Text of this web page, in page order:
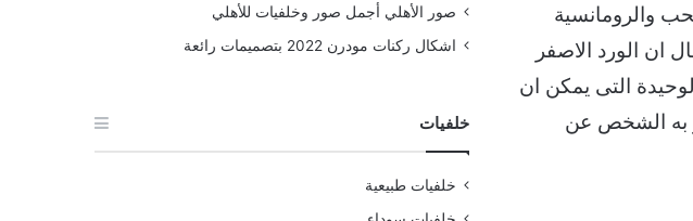
والرومانسية
ان الورد الاصفر
التى يمكن ان
به الشخص عن
صور الأهلي أجمل صور وخلفيات للأهلي
اشكال ركنات مودرن 2022 بتصميمات رائعة
خلفيات
خلفيات طبيعية